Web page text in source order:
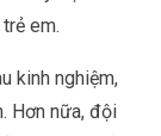
em.
kinh nghiệm,
Hơn nữa, đội